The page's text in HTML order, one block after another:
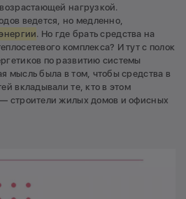
нагрузкой.
ведется, но медленно,
. Но где брать средства на
комплекса? И тут с полок
по развитию системы
мысль была в том, чтобы средства в
вкладывали те, кто в этом
строители жилых домов и офисных